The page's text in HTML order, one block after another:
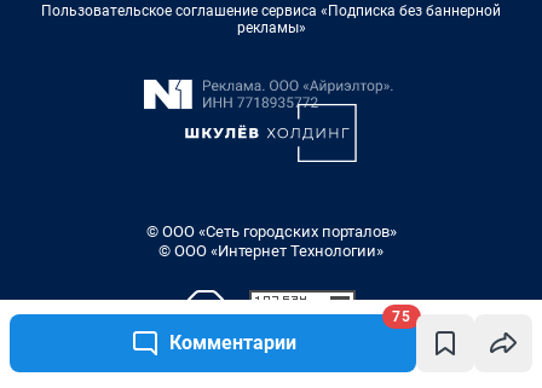
Комментарии
75
Пользовательское соглашение сервиса «Подписка без баннерной
рекламы»
© ООО «Сеть городских порталов»
© ООО «Интернет Технологии»